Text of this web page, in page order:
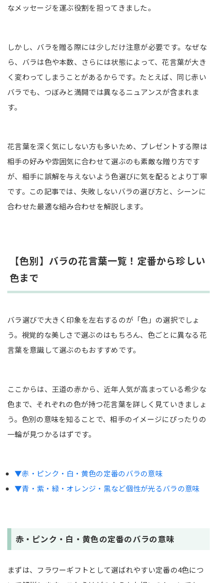
番
50本〜108本：一生に一度のプロポーズに
365本・999本：究極の愛を伝える大きな花束
部位や状態、組み合わせで変わるバラの意味
バラを贈る際によくある質問
なメッセージを運ぶ役割を担ってきました。
しかし、バラを贈る際には少しだけ注意が必要です。なぜな
ら、バラは色や本数、さらには状態によって、花言葉が大き
く変わってしまうことがあるからです。たとえば、同じ赤い
バラでも、つぼみと満開では異なるニュアンスが含まれま
す。
花言葉を深く気にしない方も多いため、プレゼントする際は
相手の好みや雰囲気に合わせて選ぶのも素敵な贈り方です
が、相手に誤解を与えないよう色選びに気を配るとより丁寧
です。この記事では、失敗しないバラの選び方と、シーンに
合わせた最適な組み合わせを解説します。
【色別】バラの花言葉一覧！定番から珍しい
色まで
バラ選びで大きく印象を左右するのが「色」の選択でしょ
う。視覚的な美しさで選ぶのはもちろん、色ごとに異なる花
言葉を意識して選ぶのもおすすめです。
ここからは、王道の赤から、近年人気が高まっている希少な
色まで、それぞれの色が持つ花言葉を詳しく見ていきましょ
う。色別の意味を知ることで、相手のイメージにぴったりの
一輪が見つかるはずです。
▼赤・ピンク・白・黄色の定番のバラの意味
▼青・紫・緑・オレンジ・黒など個性が光るバラの意味
赤・ピンク・白・黄色の定番のバラの意味
まずは、フラワーギフトとして選ばれやすい定番の4色につ